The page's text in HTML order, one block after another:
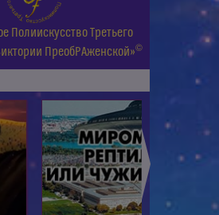
Полиискусство Третьего
ПреобРАженской»©
►